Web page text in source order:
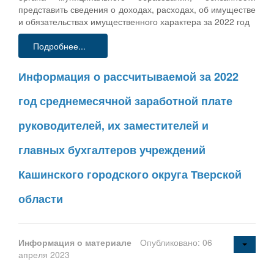
представить сведения о доходах, расходах, об имуществе
и обязательствах имущественного характера за 2022 год
Подробнее...
Информация о рассчитываемой за 2022
год среднемесячной заработной плате
руководителей, их заместителей и
главных бухгалтеров учреждений
Кашинского городского округа Тверской
области
Информация о материале
Опубликовано: 06
апреля 2023